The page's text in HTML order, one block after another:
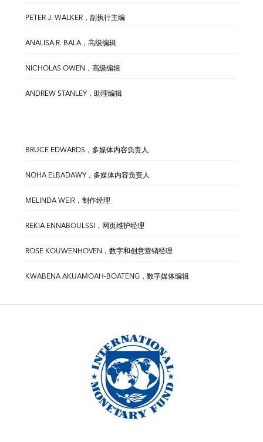
PETER J. WALKER，副执行主编
ANALISA R. BALA，高级编辑
NICHOLAS OWEN，高级编辑
ANDREW STANLEY，助理编辑
BRUCE EDWARDS，多媒体内容负责人
NOHA ELBADAWY，多媒体内容负责人
MELINDA WEIR，制作经理
REKIA ENNABOULSSI，网页维护经理
ROSE KOUWENHOVEN，数字和创意营销经理
KWABENA AKUAMOAH-BOATENG，数字媒体编辑